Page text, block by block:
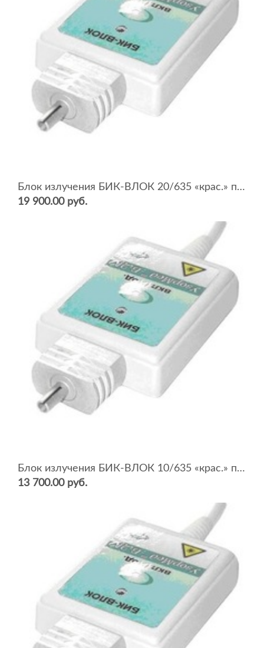
Блок излучения БИК-ВЛОК 20/635 «крас.» п/пров. (Р=20 мВт, режим непрерыв/мод., ВЛОК)
19 900.00 руб.
Блок излучения БИК-ВЛОК 10/635 «крас.» п/пров. (Р=10 мВт, режим непрерыв/мод., ВЛОК)
13 700.00 руб.